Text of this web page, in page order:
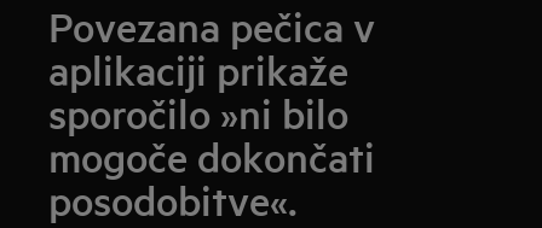
Povezana pečica v
aplikaciji prikaže
sporočilo »ni bilo
mogoče dokončati
posodobitve«.